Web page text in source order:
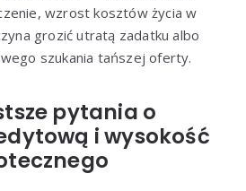
wzrost kosztów życia w
grozić utratą zadatku albo
szukania tańszej oferty.
pytania o
i wysokość